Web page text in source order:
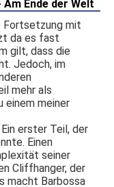
Ende der Welt
Fortsetzung mit
da es fast
gilt, dass die
Jedoch, im
mehr als
einem meiner
erster Teil, der
Einen
seiner
Cliffhanger, der
macht Barbossa